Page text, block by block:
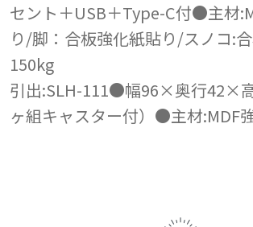
セント＋USB＋Type-C付●主材
り/脚：合板強化紙貼り/スノコ:
150kg
引出:SLH-111●幅96×奥行42×
ヶ組キャスター付）●主材:MDF